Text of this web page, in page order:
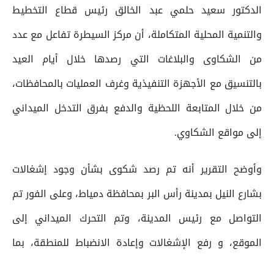
الدكتور سعيد حلمي عبد الخالق رئيس قطاع التخطيط
والتنمية المحلية المتكاملة، أن مركز السيطرة تفاعل مع عدد
من الشكاوى والبلاغات التي رصدها خلال أيام العيد
بالتنسيق مع الأجهزة التنفيذية وغرف العمليات بالمحافظات،
من خلال المتابعة اللحظية والدفع بفرق التدخل الميداني
إلى مواقع الشكاوي.
وأوضح التقرير أنه تم رصد شكوى بشأن وجود إشغالات
بشارع النيل بمدينة رأس البر بمحافظة دمياط، وعلى الفور تم
التواصل مع رئيس المدينة، وتم التحرك الميداني إلى
الموقع، و رفع الإشغالات وإعادة الانضباط للمنطقة، بما